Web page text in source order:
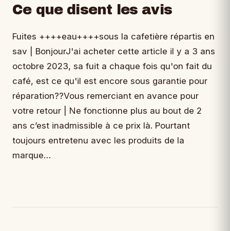
Ce que disent les avis
Fuites ++++eau++++sous la cafetière répartis en
sav | BonjourJ'ai acheter cette article il y a 3 ans
octobre 2023, sa fuit a chaque fois qu'on fait du
café, est ce qu'il est encore sous garantie pour
réparation??Vous remerciant en avance pour
votre retour | Ne fonctionne plus au bout de 2
ans c’est inadmissible à ce prix là. Pourtant
toujours entretenu avec les produits de la
marque…